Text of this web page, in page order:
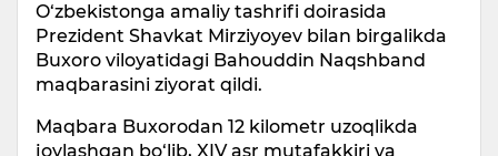
O‘zbekistonga amaliy tashrifi doirasida
Prezident Shavkat Mirziyoyev bilan birgalikda
Buxoro viloyatidagi Bahouddin Naqshband
maqbarasini ziyorat qildi.
Maqbara Buxorodan 12 kilometr uzoqlikda
joylashgan bo‘lib, XIV asr mutafakkiri va